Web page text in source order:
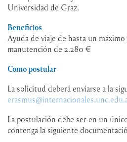
Universidad de Graz.
Beneficios
Ayuda de viaje de hasta un
manutención de 2.280 €
Como postular
La solicitud deberá enviarse a la
La postulación debe ser en un
contenga la siguiente